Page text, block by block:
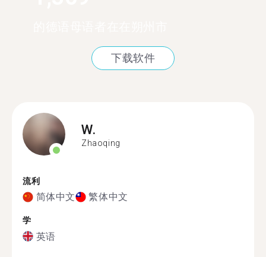
下载软件
W.
Zhaoqing
流利
简体中文 繁体中文
学
英语